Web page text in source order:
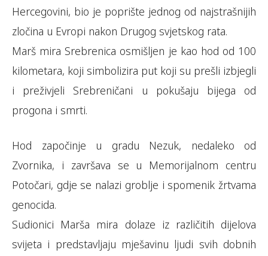
Hercegovini, bio je poprište jednog od najstrašnijih
zločina u Evropi nakon Drugog svjetskog rata.
Marš mira Srebrenica osmišljen je kao hod od 100
kilometara, koji simbolizira put koji su prešli izbjegli
i preživjeli Srebreničani u pokušaju bijega od
progona i smrti.
Hod započinje u gradu Nezuk, nedaleko od
Zvornika, i završava se u Memorijalnom centru
Potočari, gdje se nalazi groblje i spomenik žrtvama
genocida.
Sudionici Marša mira dolaze iz različitih dijelova
svijeta i predstavljaju mješavinu ljudi svih dobnih